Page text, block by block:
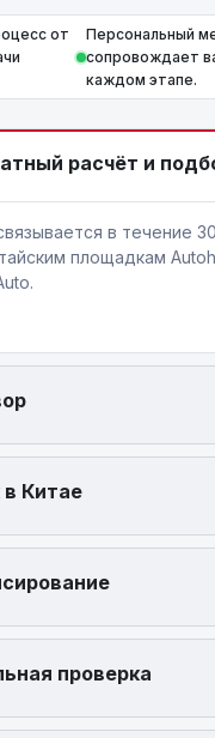
условиями и
или оставьте
уже сейчас!
(29) 689 20 20.
от
Персональный
сопровождает
каждом этапе.
расчёт и
в течение
площадкам
в Китае
проверка